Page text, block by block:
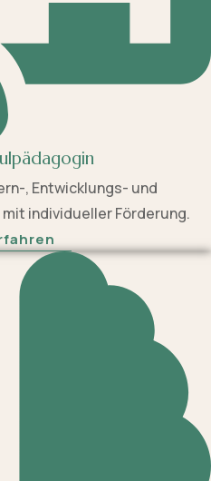
, Entwicklungs- und
individueller Förderung.